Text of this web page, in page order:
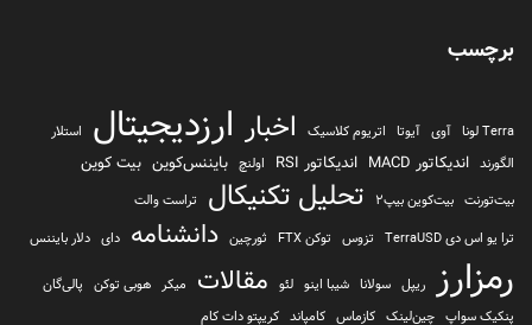
برچسب
Terra لونا آوی آیوتا اتریوم کلاسیک اخبار ارزدیجیتال
استلار
الگورند اندیکاتور MACD اندیکاتور RSI اولنچ بایننس‌کوین بیت کوین
بیت‌تورنت بیت‌کوین بیپ2 تحلیل تکنیکال
تراست والت
ترا یو اس دی TerraUSD
تزوس توکن FTX ثورچین دانشنامه دای دلار بایننس
رمزارز ریپل سولانا شیبا اینو لئو مقالات میکر هوبی توکن پالی‌گان
پنکیک سواپ چین‌لینک کازماس کامپاند کریپتو دات کام